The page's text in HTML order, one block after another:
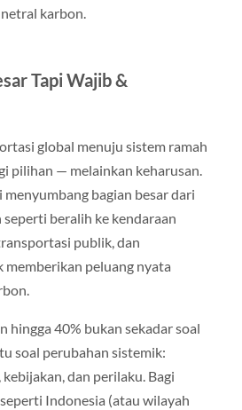
karbon.
Tapi Wajib &
global menuju sistem ramah
pilihan — melainkan keharusan.
bagian besar dari
seperti beralih ke kendaraan
publik, dan
peluang nyata
hingga 40% bukan sekadar soal
soal perubahan sistemik:
dan perilaku. Bagi
Indonesia (atau wilayah